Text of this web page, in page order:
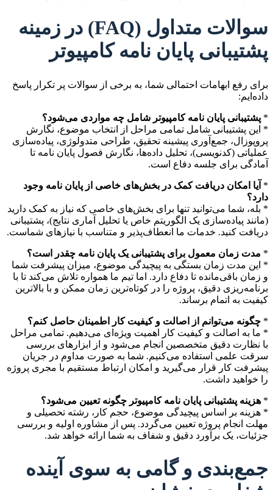
سوالات متداول (FAQ) در زمینه
پشتیبانی پایان نامه کامپیوتر
برای رفع ابهامات احتمالی شما، به برخی از سوالات پر تکرار پاسخ
داده‌ایم:
* پشتیبانی پایان نامه کامپیوتر شامل چه مواردی می‌شود؟
* این پشتیبانی شامل تمامی مراحل از انتخاب موضوع، نگارش
پروپوزال، جمع‌آوری پیشینه تحقیق، طراحی متدولوژی، پیاده‌سازی
عملیاتی (کدنویسی)، تحلیل داده‌ها، نگارش فصول پایان نامه تا
آمادگی برای جلسه دفاع است.
* آیا امکان دریافت کمک در بخش‌های خاصی از پایان نامه وجود
دارد؟
* بله، شما می‌توانید تنها برای بخش‌های خاصی که نیاز به کمک دارید
(مانند پیاده‌سازی یک الگوریتم خاص یا تحلیل آماری نتایج)، پشتیبانی
دریافت کنید. خدمات ما انعطاف‌پذیر و متناسب با نیازهای شماست.
* مدت زمان معمول برای پشتیبانی یک پایان نامه چقدر است؟
* این مدت زمان بستگی به پیچیدگی موضوع، میزان پیشرفت شما
و زمان باقی‌مانده تا دفاع دارد. اما تیم ما همواره تلاش می‌کند تا با
برنامه‌ریزی دقیق، پروژه را در کوتاه‌ترین زمان ممکن و با بالاترین
کیفیت به اتمام برساند.
* چگونه می‌توانم از اصالت و کیفیت کار اطمینان حاصل کنم؟
* ما به اصالت و کیفیت کار اهمیت ویژه‌ای می‌دهیم. تمامی مراحل
با نظارت دقیق متخصصین انجام می‌شود و از ابزارهای بررسی
سرقت علمی استفاده می‌کنیم. شما به صورت مداوم در جریان
پیشرفت کار قرار می‌گیرید و امکان ارتباط مستقیم با مجری پروژه
را خواهید داشت.
* هزینه پشتیبانی پایان نامه کامپیوتر چگونه تعیین می‌شود؟
* هزینه بر اساس پیچیدگی موضوع، حجم کار، رشته تحصیلی و
مهلت انجام پروژه تعیین می‌گردد. پس از مشاوره اولیه و بررسی
جزئیات، یک برآورد دقیق و شفاف به شما ارائه خواهد شد.
جمع‌بندی و گامی به سوی آینده